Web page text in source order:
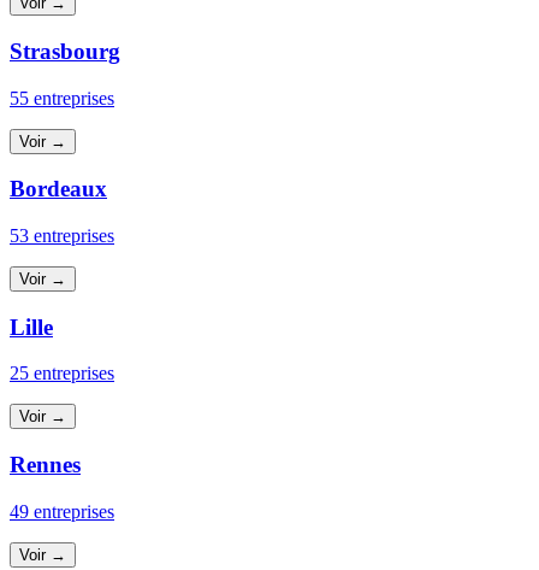
Strasbourg
55 entreprises
Voir →
Bordeaux
53 entreprises
Voir →
Lille
25 entreprises
Voir →
Rennes
49 entreprises
Voir →